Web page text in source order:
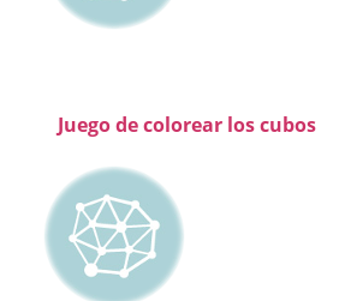
Juego de colorear los cubos